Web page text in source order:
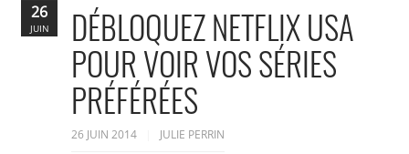
DÉBLOQUEZ NETFLIX USA
POUR VOIR VOS SÉRIES
PRÉFÉRÉES
26 JUIN 2014 JULIE PERRIN
26
JUIN